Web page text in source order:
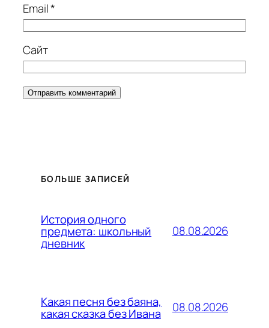
Email*
Сайт
БОЛЬШЕ ЗАПИСЕЙ
История одного
предмета: школьный
дневник
08.08.2026
Какая песня без баяна,
какая сказка без Ивана 08.08.2026